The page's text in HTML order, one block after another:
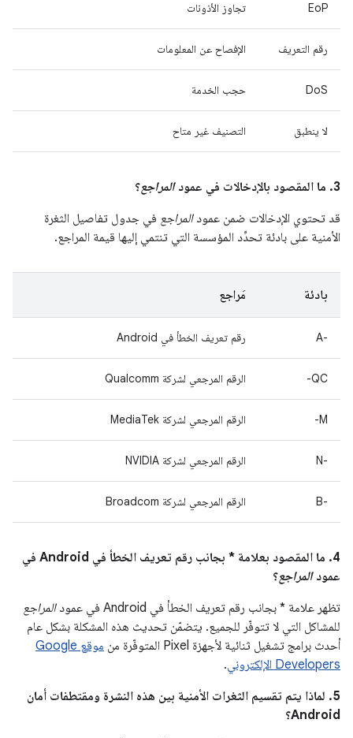
EoP تجاوز الأذونات
رقم التعريف الإفصاح عن المعلومات
DoS حجب الخدمة
لا ينطبق التصنيف غير متاح
3. ما المقصود بالإدخالات في عمود المراجع؟
قد تحتوي الإدخالات ضمن عمودالمراجع في جدول تفاصيل الثغرة
الأمنية على بادئة تحدِّد المؤسسة التي تنتمي إليها قيمة المراجع.
بادئة مَراجع
A-‎ رقم تعريف الخطأ في Android
QC- الرقم المرجعي لشركة Qualcomm
M- الرقم المرجعي لشركة MediaTek
‫N-‎ الرقم المرجعي لشركة NVIDIA
B-‎ الرقم المرجعي لشركة Broadcom
4. ما المقصود بعلامة * بجانب رقم تعريف الخطأ في Android في
عمودالمراجع؟
تظهر علامة * بجانب رقم تعريف الخطأ في Android في عمود
المراجع
للمشاكل التي لا تتوفّر للجميع. يتضمّن تحديث هذه المشكلة بشكل عام
أحدث برامج تشغيل ثنائية لأجهزة Pixel المتوفّرة من
موقع Google
Developers الإلكتروني
.
5. لماذا يتم تقسيم الثغرات الأمنية بين هذه النشرة ومقتطفات أمان
Android؟